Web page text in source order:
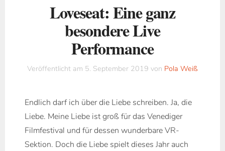
Loveseat: Eine ganz
besondere Live
Performance
Veröffentlicht am 5. September 2019 von Pola Weiß
Endlich darf ich über die Liebe schreiben. Ja, die
Liebe. Meine Liebe ist groß für das Venediger
Filmfestival und für dessen wunderbare VR-
Sektion. Doch die Liebe spielt dieses Jahr auch